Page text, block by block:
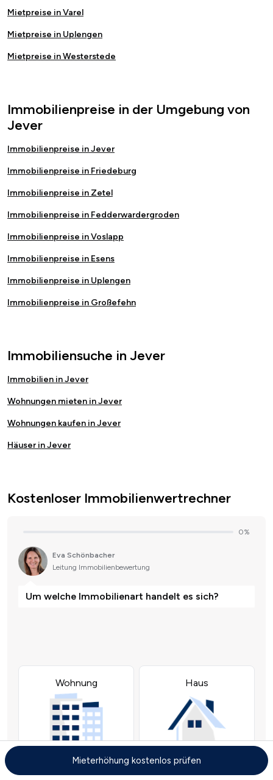
Mietpreise in Varel
Mietpreise in Uplengen
Mietpreise in Westerstede
Immobilienpreise in der Umgebung von
Jever
Immobilienpreise in Jever
Immobilienpreise in Friedeburg
Immobilienpreise in Zetel
Immobilienpreise in Fedderwardergroden
Immobilienpreise in Voslapp
Immobilienpreise in Esens
Immobilienpreise in Uplengen
Immobilienpreise in Großefehn
Immobiliensuche in Jever
Immobilien in Jever
Wohnungen mieten in Jever
Wohnungen kaufen in Jever
Häuser in Jever
Kostenloser Immobilienwertrechner
Mieterhöhung kostenlos prüfen